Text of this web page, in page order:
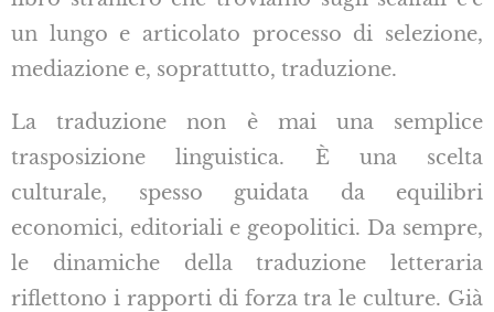
un lungo e articolato processo di selezione,
mediazione e, soprattutto, traduzione.
La traduzione non è mai una semplice
trasposizione linguistica. È una scelta
culturale, spesso guidata da equilibri
economici, editoriali e geopolitici. Da sempre,
le dinamiche della traduzione letteraria
riflettono i rapporti di forza tra le culture. Già